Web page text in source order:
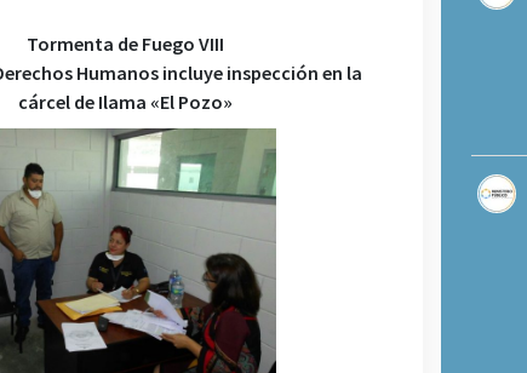
Tormenta de Fuego VIII
Humanos incluye inspección en la
cárcel de Ilama «El Pozo»